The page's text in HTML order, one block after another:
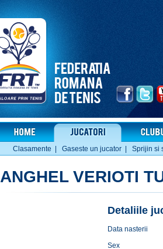
Clasamente Gaseste un jucator Sprijin si
ANGHEL VERIOTI
Detaliile
Data nasterii
Sex